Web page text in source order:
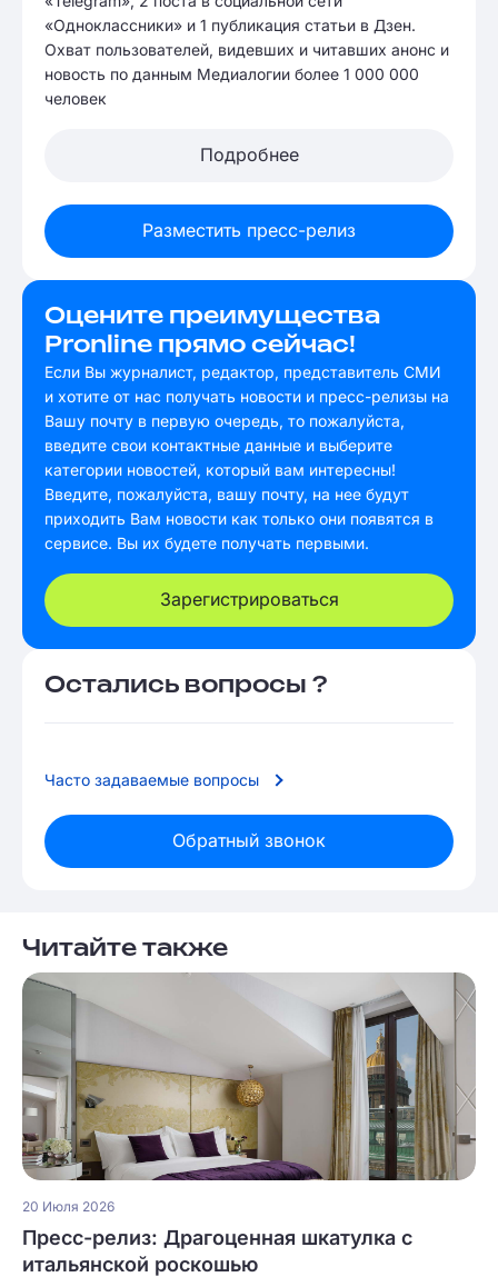
«Одноклассники» и 1 публикация статьи в Дзен.
Охват пользователей, видевших и читавших анонс и
новость по данным Медиалогии более 1 000 000
человек
Подробнее
Разместить пресс-релиз
Оцените преимущества
Pronline прямо сейчас!
Если Вы журналист, редактор, представитель СМИ
и хотите от нас получать новости и пресс-релизы на
Вашу почту в первую очередь, то пожалуйста,
введите свои контактные данные и выберите
категории новостей, который вам интересны!
Введите, пожалуйста, вашу почту, на нее будут
приходить Вам новости как только они появятся в
сервисе. Вы их будете получать первыми.
Зарегистрироваться
Остались вопросы ?
Часто задаваемые вопросы
Обратный звонок
Читайте также
20 Июля 2026
Пресс-релиз: Драгоценная шкатулка с
итальянской роскошью